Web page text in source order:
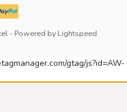
- Powered by Lightspeed
gtag/js?id=AW-